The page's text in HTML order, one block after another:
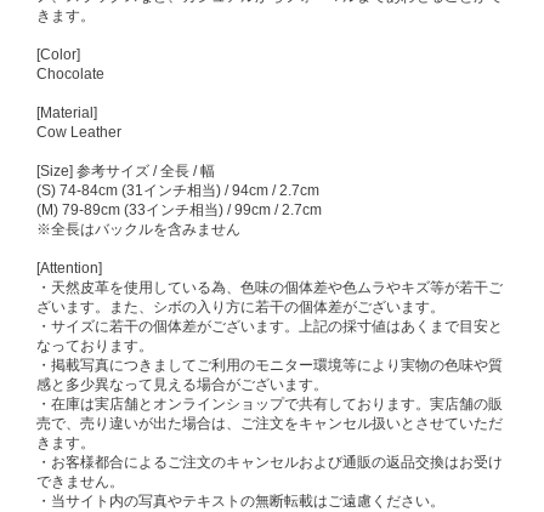
きます。
[Color]
Chocolate
[Material]
Cow Leather
[Size] 参考サイズ / 全長 / 幅
(S) 74-84cm (31インチ相当) / 94cm / 2.7cm
(M) 79-89cm (33インチ相当) / 99cm / 2.7cm
※全長はバックルを含みません
[Attention]
・天然皮革を使用している為、色味の個体差や色ムラやキズ等が若干ご
ざいます。また、シボの入り方に若干の個体差がございます。
・サイズに若干の個体差がございます。上記の採寸値はあくまで目安と
なっております。
・掲載写真につきましてご利用のモニター環境等により実物の色味や質
感と多少異なって見える場合がございます。
・在庫は実店舗とオンラインショップで共有しております。実店舗の販
売で、売り違いが出た場合は、ご注文をキャンセル扱いとさせていただ
きます。
・お客様都合によるご注文のキャンセルおよび通販の返品交換はお受け
できません。
・当サイト内の写真やテキストの無断転載はご遠慮ください。